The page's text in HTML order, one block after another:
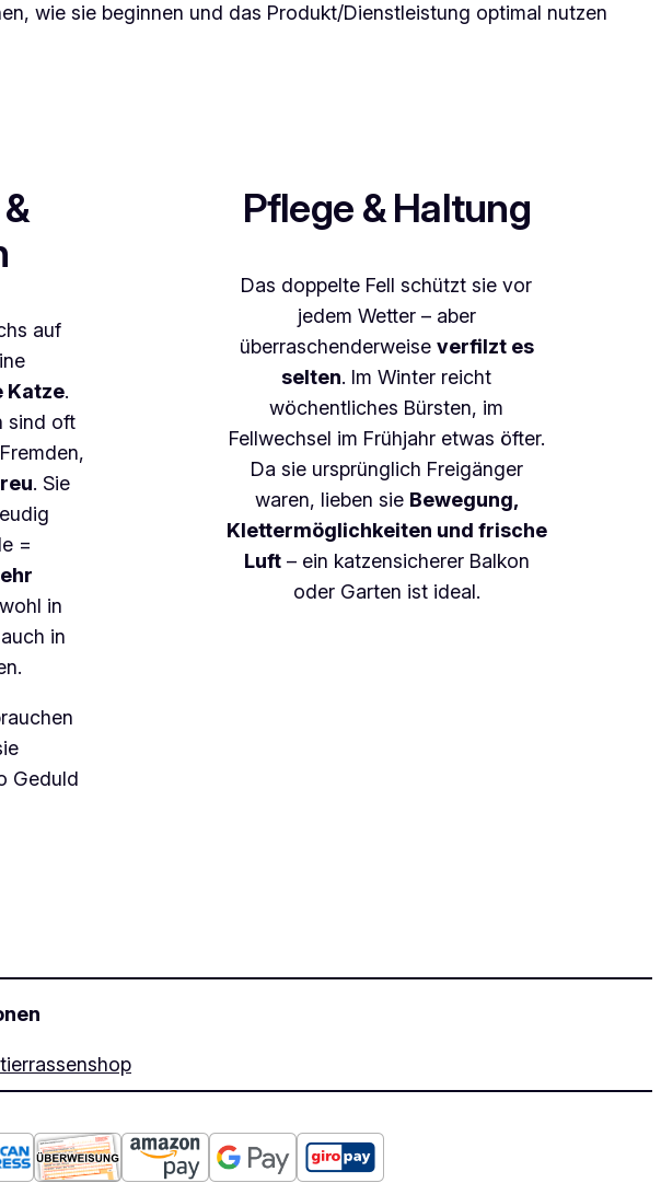
wie sie beginnen und das Produkt/Dienstleistung optimal nutzen
auf
Katze.
sind oft
. Sie
=
in
in
Geduld
Pflege & Haltung
Das doppelte Fell schützt sie vor
jedem Wetter – aber
überraschenderweise verfilzt es
selten. Im Winter reicht
wöchentliches Bürsten, im
Fellwechsel im Frühjahr etwas öfter.
Da sie ursprünglich Freigänger
waren, lieben sie Bewegung,
Klettermöglichkeiten und frische
Luft– ein katzensicherer Balkon
oder Garten ist ideal.
shop